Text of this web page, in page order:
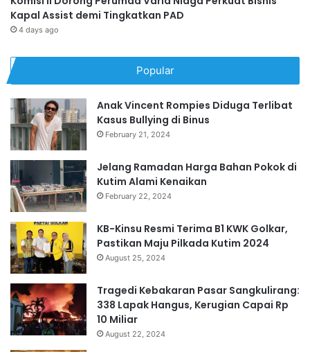
Kapal Assist demi Tingkatkan PAD
4 days ago
Popular
Anak Vincent Rompies Diduga Terlibat
Kasus Bullying di Binus
February 21, 2024
Jelang Ramadan Harga Bahan Pokok di
Kutim Alami Kenaikan
February 22, 2024
KB-Kinsu Resmi Terima B1 KWK Golkar,
Pastikan Maju Pilkada Kutim 2024
August 25, 2024
Tragedi Kebakaran Pasar Sangkulirang:
338 Lapak Hangus, Kerugian Capai Rp
10 Miliar
August 22, 2024